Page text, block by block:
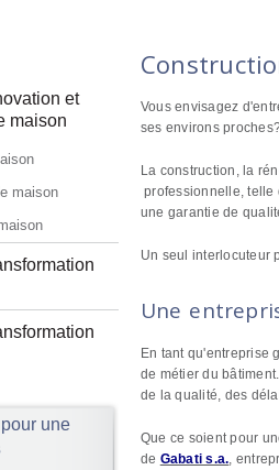
et
maison
maison
une
Vous envisagez
ses environs
La construction, la
professionnelle, telle
une garantie de
Un seul interlocuteur
Une
En tant qu'entreprise
de métier du
de la qualité, des
Que ce soient pour
de Gabati s.a.,